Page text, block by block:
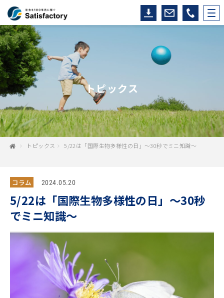
トピックス
トピックス 5/22は「国際生物多様性の日」～30秒でミニ知識～
コラム 2024.05.20
5/22は「国際生物多様性の日」～30秒
でミニ知識～